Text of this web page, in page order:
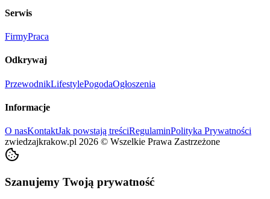
Serwis
FirmyPraca
Odkrywaj
PrzewodnikLifestylePogodaOgłoszenia
Informacje
O nasKontaktJak powstają treściRegulaminPolityka Prywatności
zwiedzajkrakow.pl 2026 © Wszelkie Prawa Zastrzeżone
Szanujemy Twoją prywatność